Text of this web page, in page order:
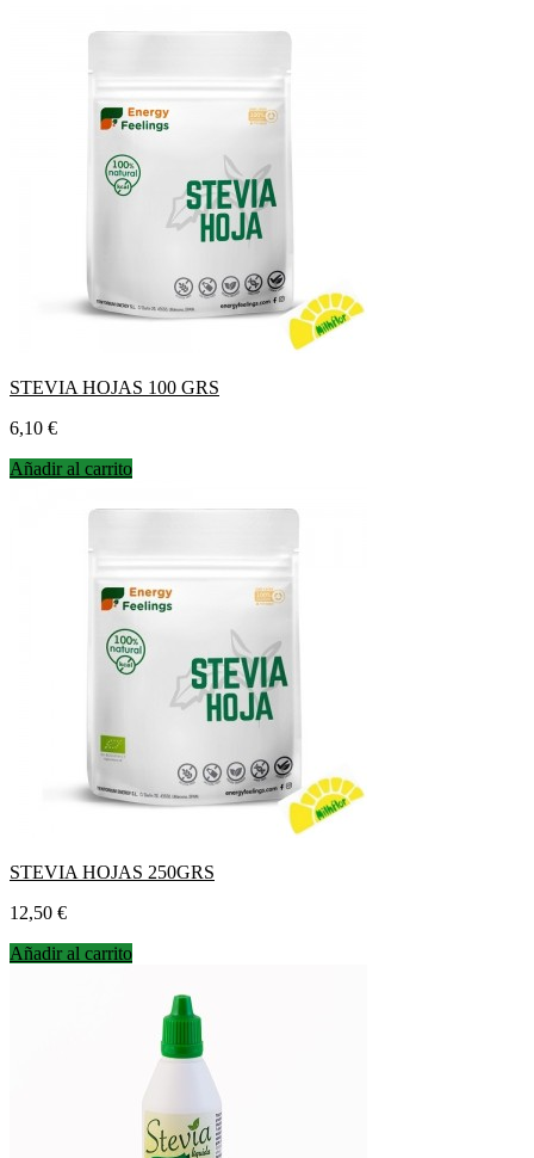
STEVIA HOJAS 100 GRS
Precio
6,10 €
Añadir al carrito
STEVIA HOJAS 250GRS
Precio
12,50 €
Añadir al carrito